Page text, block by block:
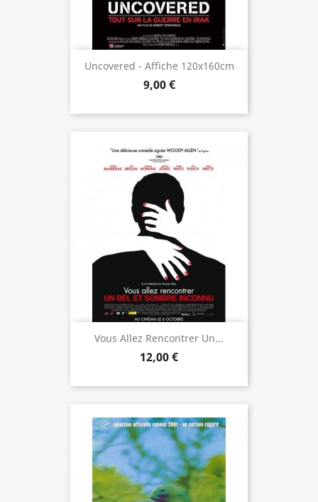
Uncovered - Affiche 120x160cm
9,00 €
Vous Allez Rencontrer Un...
12,00 €